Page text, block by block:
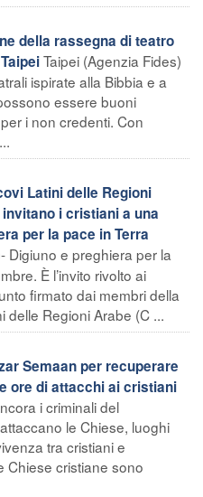
della rassegna di teatro
Taipei (Agenzia Fides)
ispirate alla Bibbia e a
essere buoni
i non credenti. Con
Latini delle Regioni
i cristiani a una
per la pace in Terra
Digiuno e preghiera per la
È l’invito rivolto ai
firmato dai membri della
delle Regioni Arabe (C ...
Semaan per recuperare
ore di attacchi ai cristiani
i criminali del
le Chiese, luoghi
tra cristiani e
Chiese cristiane sono